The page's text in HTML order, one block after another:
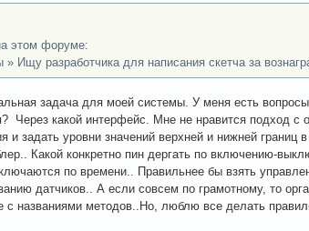
этом форуме:
Ищу разработчика для написания скетча за
задача для моей системы. У меня есть
Через какой интерфейс. Мне не нравится подход
и задать уровни значений верхней и нижней
Какой конкретно пин дергать по включению-
по времени.. Правильнее бы взять
датчиков.. А если совсем по грамотному, то
с названиями методов..Но, люблю все делать